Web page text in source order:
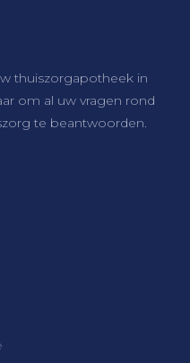
thuiszorgapotheek in
om al uw vragen rond
te beantwoorden.